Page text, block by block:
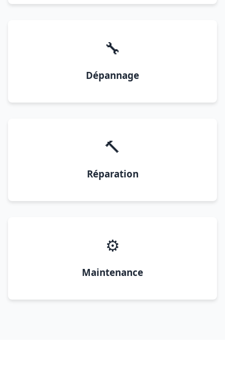
🔧
Dépannage
🔨
Réparation
⚙️
Maintenance